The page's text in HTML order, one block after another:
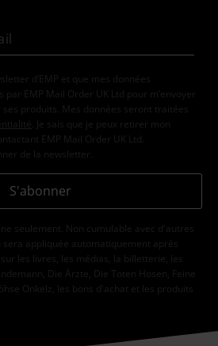
d’EMP et que mes données
EMP Mail Order UK Ltd pour m’envoyer
produits. Mes données seront traitées
. Je sais que je peux retirer mon
EMP Mail Order UK Ltd.
de la newsletter.
S'abonner
seulement. Non cumulable avec d'autres
sera appliquée automatiquement après
les livres, les médias, la billetterie, les
Die Ärzte, Die Toten Hosen, Feine
Onkelz, les bons d'achat et les produits